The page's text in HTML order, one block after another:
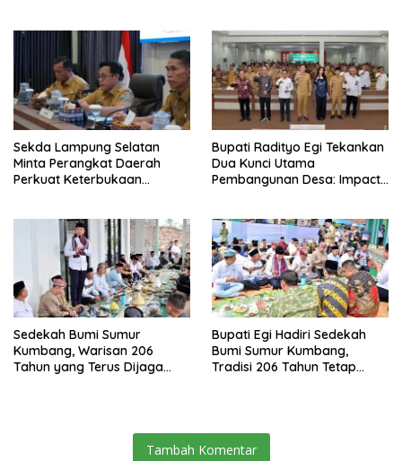
Sekda Lampung Selatan
Minta Perangkat Daerah
Perkuat Keterbukaan
Bupati Radityo Egi Tekankan
Dua Kunci Utama
Pembangunan Desa: Impact
Sedekah Bumi Sumur
Kumbang, Warisan 206
Tahun yang Terus Dijaga
Bupati Egi Hadiri Sedekah
Bumi Sumur Kumbang,
Tradisi 206 Tahun Tetap
Tambah Komentar